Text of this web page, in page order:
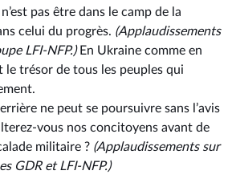
pas être dans le camp de la
celui du progrès. (Applaudissements
LFI-NFP.) En Ukraine comme en
le trésor de tous les peuples qui
ne peut se poursuivre sans l’avis
vous nos concitoyens avant de
militaire ? (Applaudissements sur
GDR et LFI-NFP.)